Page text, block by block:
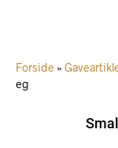
Forside »
eg